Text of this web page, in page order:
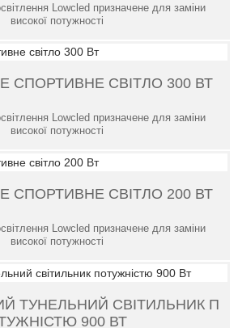
Lowcled призначене для заміни
високої потужності
СПОРТИВНЕ СВІТЛО 300 ВТ
Lowcled призначене для заміни
високої потужності
СПОРТИВНЕ СВІТЛО 200 ВТ
Lowcled призначене для заміни
високої потужності
ТУНЕЛЬНИЙ СВІТИЛЬНИК П
900 ВТ